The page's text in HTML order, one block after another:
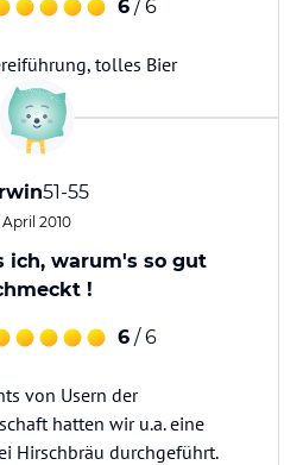
6 / 6
tolles Bier
51-55
April 2010
ich, warum's so gut
!
6 / 6
von Usern der
hatten wir u.a. eine
Hirschbräu durchgeführt.